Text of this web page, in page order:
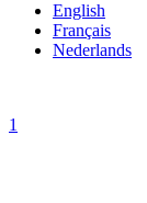
English
Français
Nederlands
1